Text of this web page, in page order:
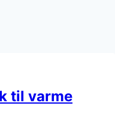
til varme